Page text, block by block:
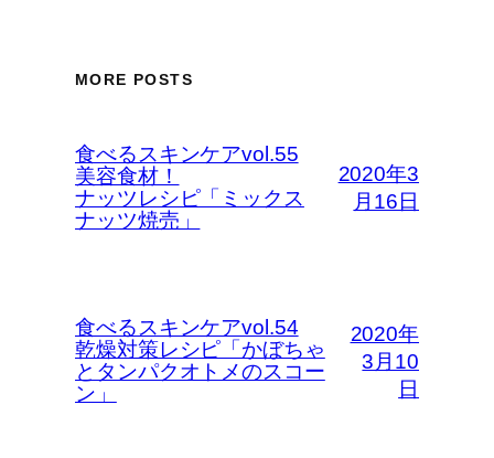
MORE POSTS
食べるスキンケアvol.55
美容食材！
ナッツレシピ「ミックス
ナッツ焼売」
2020年3
月16日
食べるスキンケアvol.54
乾燥対策レシピ「かぼちゃ
とタンパクオトメのスコー
ン」
2020年
3月10
日